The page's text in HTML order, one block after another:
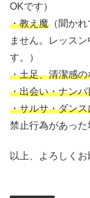
OKです）
・教え魔 （聞か
ません。レッス
す。）
・土足、清潔感の
・出会い・ナンパ
・サルサ・ダン
禁止行為があった
以上、よろしくお